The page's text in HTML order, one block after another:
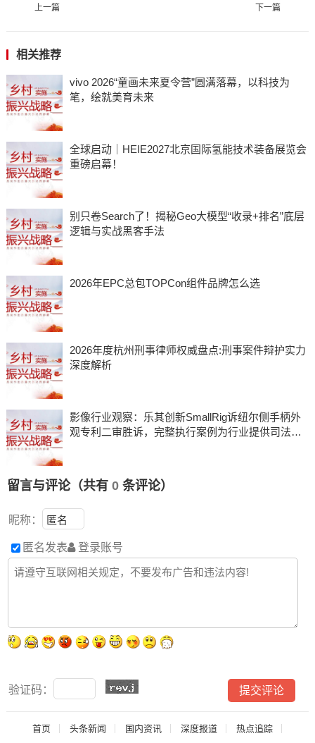
上一篇 下一篇
相关推荐
vivo 2026“童画未来夏令营”圆满落幕，以科技为
笔，绘就美育未来
全球启动｜HEIE2027北京国际氢能技术装备展览会
重磅启幕！
别只卷Search了！揭秘Geo大模型“收录+排名”底层
逻辑与实战黑客手法
2026年EPC总包TOPCon组件品牌怎么选
2026年度杭州刑事律师权威盘点:刑事案件辩护实力
深度解析
影像行业观察：乐其创新SmallRig诉纽尔侧手柄外
观专利二审胜诉，完整执行案例为行业提供司法参
留言与评论（共有 0条评论）
昵称：
匿名发表 登录账号
验证码：
首页 头条新闻 国内资讯 深度报道
热点追踪